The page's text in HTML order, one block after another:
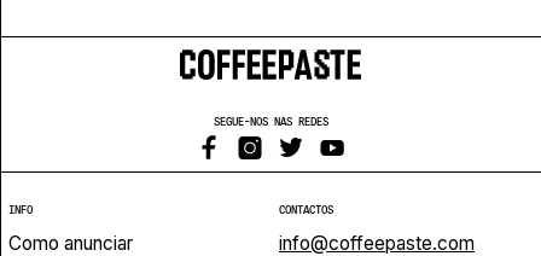
SEGUE-NOS NAS REDES
INFO
Como anunciar
CONTACTOS
info@coffeepaste.com